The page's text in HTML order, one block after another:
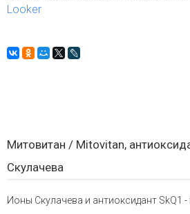
Looker
Митовитан / Mitovitan,
Скулачева
Ионы Скулачева и антиоксидант SkQ1